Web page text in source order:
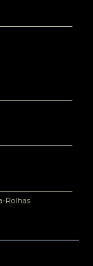
Rolhas